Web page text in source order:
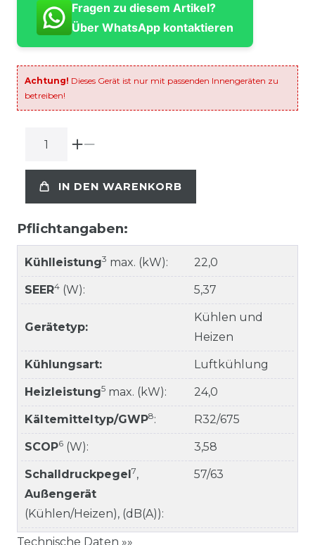
Fragen zu diesem Artikel?
Über WhatsApp kontaktieren
Achtung! Dieses Gerät ist nur mit passenden Innengeräten zu
betreiben!
IN DEN WARENKORB
Pflichtangaben:
Kühlleistung3 max. (kW): 22,0
SEER4 (W): 5,37
Gerätetyp:
Kühlen und
Heizen
Kühlungsart: Luftkühlung
Heizleistung5 max. (kW): 24,0
Kältemitteltyp/GWP8: R32/675
SCOP6 (W): 3,58
Schalldruckpegel 7,
Außengerät
(Kühlen/Heizen), (dB(A)):
57/63
Technische Daten »»